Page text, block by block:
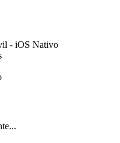
- iOS Nativo